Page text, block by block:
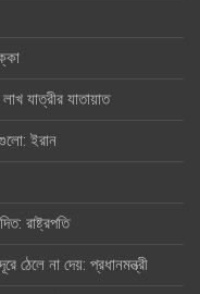
যাত্রীর যাতায়াত
ইরান
রাষ্ট্রপতি
ঠেলে না দেয়: প্রধানমন্ত্রী